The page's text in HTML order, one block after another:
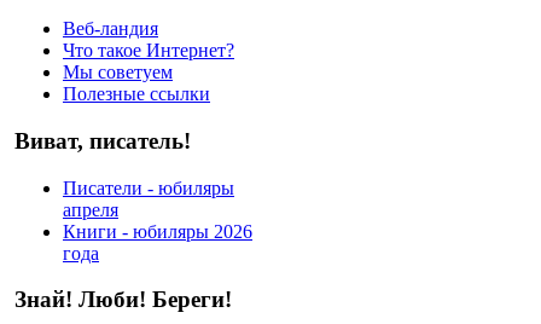
Веб-ландия
Что такое Интернет?
Мы советуем
Полезные ссылки
Виват, писатель!
Писатели - юбиляры
апреля
Книги - юбиляры 2026
года
Знай! Люби! Береги!